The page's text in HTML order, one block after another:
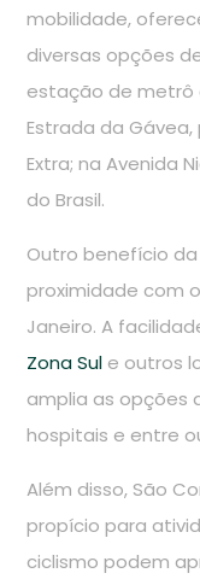
mobilidade,
diversas opções
estação de metrô
Estrada da
Extra; na Avenida
do Brasil.
Outro benefício
proximidade com
Janeiro. A
Zona Sul e outros
amplia as opções
hospitais e entre
Além disso, São
propício para
ciclismo podem